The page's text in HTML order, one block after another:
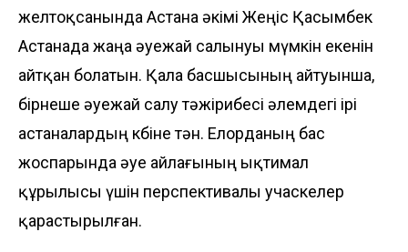
желтоқсанында Астана әкімі Жеңіс Қасымбек
Астанада жаңа әуежай салынуы мүмкін екенін
айтқан болатын. Қала басшысының айтуынша,
бірнеше әуежай салу тәжірибесі әлемдегі ірі
астаналардың көбіне тән. Елорданың бас
жоспарында әуе айлағының ықтимал
құрылысы үшін перспективалы учаскелер
қарастырылған.